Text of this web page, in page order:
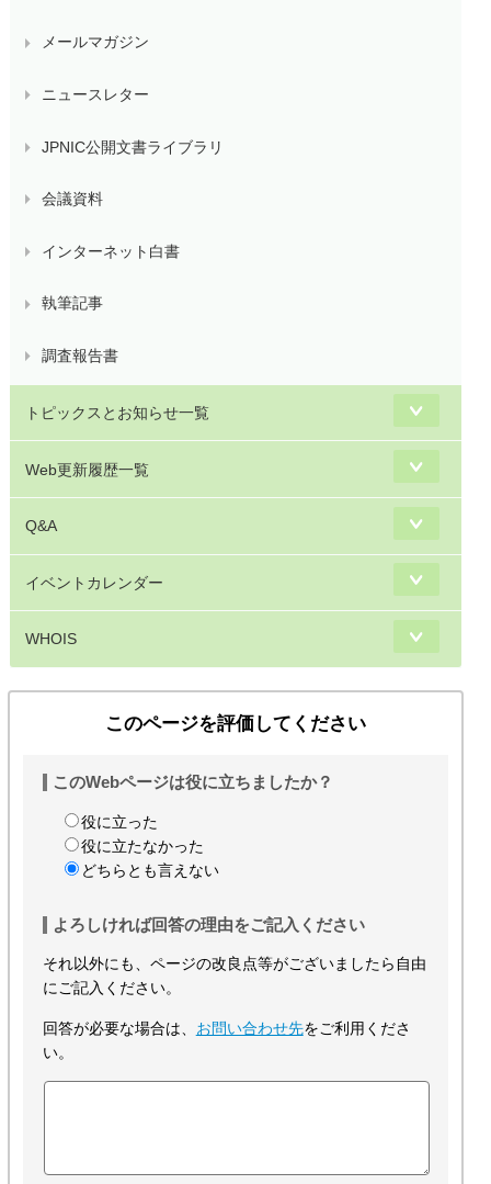
メールマガジン
ニュースレター
JPNIC公開文書ライブラリ
会議資料
インターネット白書
執筆記事
調査報告書
トピックスとお知らせ一覧
Web更新履歴一覧
Q&A
イベントカレンダー
WHOIS
このページを評価してください
このWebページは役に立ちましたか？
役に立った
役に立たなかった
どちらとも言えない
よろしければ回答の理由をご記入ください
それ以外にも、ページの改良点等がございましたら自由
にご記入ください。
回答が必要な場合は、 お問い合わせ先をご利用くださ
い。